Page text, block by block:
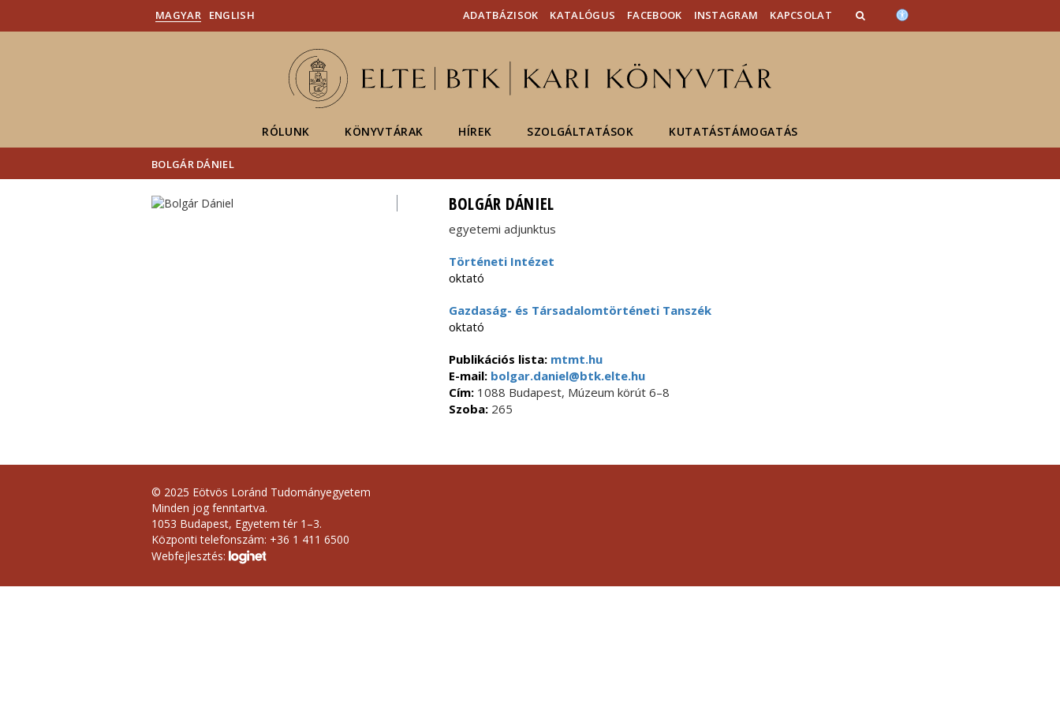
Hírek
Események
ELTE a
MAGYAR ENGLISH ADATBÁZISOK KATALÓGUS FACEBOOK INSTAGRAM KAPCSOLAT
RÓLUNK KÖNYVTÁRAK HÍREK SZOLGÁLTATÁSOK KUTATÁSTÁMOGATÁS
BOLGÁR DÁNIEL
BOLGÁR DÁNIEL
egyetemi adjunktus
Történeti Intézet
oktató
Gazdaság- és Társadalomtörténeti Tanszék
oktató
Publikációs lista: mtmt.hu
E-mail:bolgar.daniel@btk.elte.hu
Cím:1088 Budapest, Múzeum körút 6–8
Szoba:265
© 2025 Eötvös Loránd Tudományegyetem
Minden jog fenntartva.
1053 Budapest, Egyetem tér 1–3.
Központi telefonszám: +36 1 411 6500
Webfejlesztés: